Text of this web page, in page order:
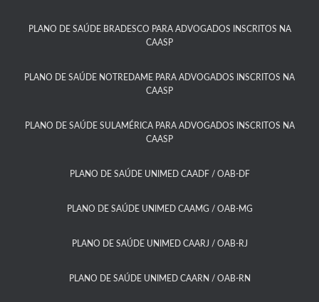
PLANO DE SAÚDE BRADESCO PARA ADVOGADOS INSCRITOS NA
CAASP​
PLANO DE SAÚDE NOTREDAME PARA ADVOGADOS INSCRITOS NA
CAASP​
PLANO DE SAÚDE SULAMÉRICA PARA ADVOGADOS INSCRITOS NA
CAASP​
PLANO DE SAÚDE UNIMED CAADF / OAB-DF​
PLANO DE SAÚDE UNIMED CAAMG / OAB-MG​
PLANO DE SAÚDE UNIMED CAARJ / OAB-RJ​
PLANO DE SAÚDE UNIMED CAARN / OAB-RN